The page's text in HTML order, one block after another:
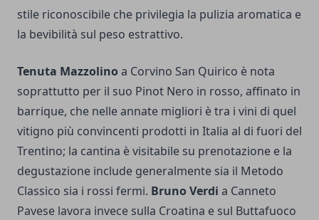
stile riconoscibile che privilegia la pulizia aromatica e
la bevibilità sul peso estrattivo.
Tenuta Mazzolino a Corvino San Quirico è nota
soprattutto per il suo Pinot Nero in rosso, affinato in
barrique, che nelle annate migliori è tra i vini di quel
vitigno più convincenti prodotti in Italia al di fuori del
Trentino; la cantina è visitabile su prenotazione e la
degustazione include generalmente sia il Metodo
Classico sia i rossi fermi. Bruno Verdi a Canneto
Pavese lavora invece sulla Croatina e sul Buttafuoco